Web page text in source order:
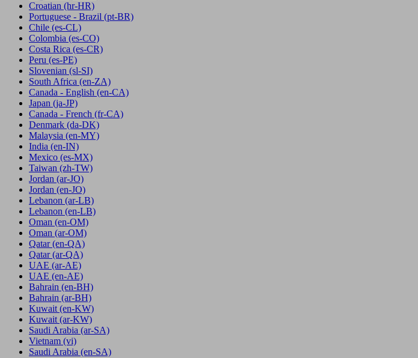
Croatian (hr-HR)
Portuguese - Brazil (pt-BR)
Chile (es-CL)
Colombia (es-CO)
Costa Rica (es-CR)
Peru (es-PE)
Slovenian (sl-SI)
South Africa (en-ZA)
Canada - English (en-CA)
Japan (ja-JP)
Canada - French (fr-CA)
Denmark (da-DK)
Malaysia (en-MY)
India (en-IN)
Mexico (es-MX)
Taiwan (zh-TW)
Jordan (ar-JO)
Jordan (en-JO)
Lebanon (ar-LB)
Lebanon (en-LB)
Oman (en-OM)
Oman (ar-OM)
Qatar (en-QA)
Qatar (ar-QA)
UAE (ar-AE)
UAE (en-AE)
Bahrain (en-BH)
Bahrain (ar-BH)
Kuwait (en-KW)
Kuwait (ar-KW)
Saudi Arabia (ar-SA)
Vietnam (vi)
Saudi Arabia (en-SA)